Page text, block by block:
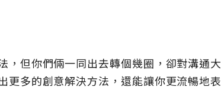
，但你們倆一同出去轉個幾圈，卻對溝通大
更多的創意解決方法，還能讓你更流暢地表